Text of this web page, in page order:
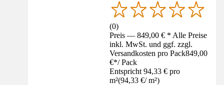
(0)
Preis — 849,00 € * Alle Preise
inkl. MwSt. und ggf. zzgl.
Versandkosten pro Pack849,00
€*/ Pack
Entspricht 94,33 € pro
m²(94,33 €/ m²)